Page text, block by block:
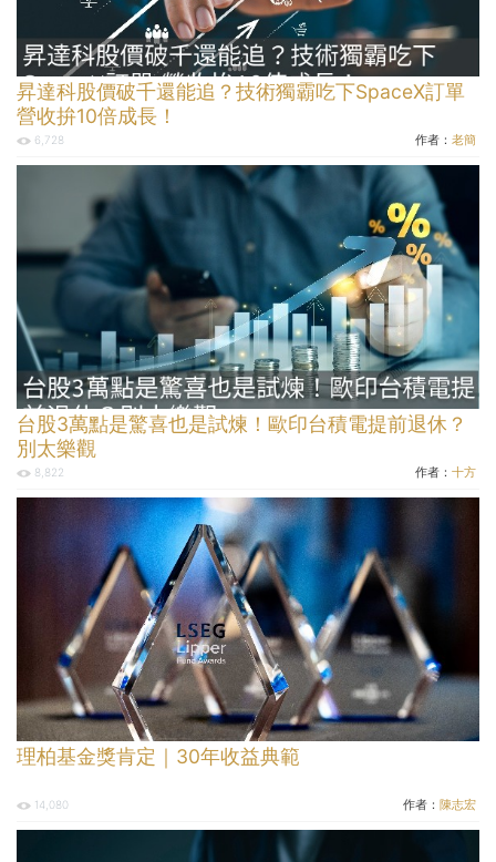
昇達科股價破千還能追？技術獨霸吃下SpaceX訂單
營收拚10倍成長！
6,728 作者： 老簡
台股3萬點是驚喜也是試煉！歐印台積電提前退休？
別太樂觀
8,822 作者： 十方
理柏基金獎肯定｜30年收益典範
14,080 作者： 陳志宏